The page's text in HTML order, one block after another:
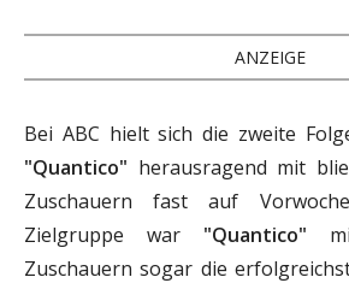
ANZEIGE
Bei ABC hielt sich die zweite
"Quantico" herausragend mit
Zuschauern fast auf
Zielgruppe war "Quantico"
Zuschauern sogar die